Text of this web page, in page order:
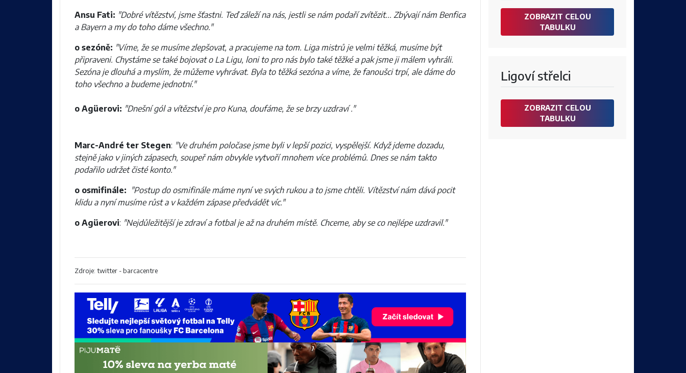
Ansu Fati: "Dobré vítězství, jsme šťastni. Teď záleží na nás, jestli se nám podaří zvítězit... Zbývají nám Benfica
a Bayern a my do toho dáme všechno."
o sezóně: "Víme, že se musíme zlepšovat, a pracujeme na tom. Liga mistrů je velmi těžká, musíme být
připraveni. Chystáme se také bojovat o La Ligu, loni to pro nás bylo také těžké a pak jsme ji málem vyhráli.
Sezóna je dlouhá a myslím, že můžeme vyhrávat. Byla to těžká sezóna a víme, že fanoušci trpí, ale dáme do
toho všechno a budeme jednotní."
o Agüerovi: "Dnešní gól a vítězství je pro Kuna, doufáme, že se brzy uzdraví ."
Marc-André ter Stegen: "Ve druhém poločase jsme byli v lepší pozici, vyspělejší. Když jdeme dozadu,
stejně jako v jiných zápasech, soupeř nám obvykle vytvoří mnohem více problémů. Dnes se nám takto
podařilo udržet čisté konto."
o osmifinále: "Postup do osmifinále máme nyní ve svých rukou a to jsme chtěli. Vítězství nám dává pocit
klidu a nyní musíme růst a v každém zápase předvádět víc."
o Agüerovi: "Nejdůležitější je zdraví a fotbal je až na druhém místě. Chceme, aby se co nejlépe uzdravil."
Zdroje: twitter - barcacentre
ZOBRAZIT CELOU
TABULKU
Ligoví střelci
ZOBRAZIT CELOU
TABULKU